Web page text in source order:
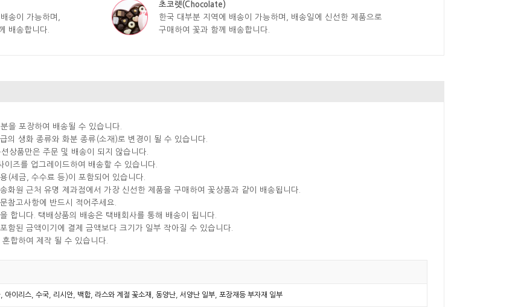
송이 가능하며,
배송합니다.
초코렛(Chocolate)
한국 대부분 지역에 배송이 가능하며, 배송일에 신선한 제품으로
구매하여 꽃과 함께 배송합니다.
을 포장하여 배송될 수 있습니다.
생화 종류와 화분 종류(소재)로 변경이 될 수 있습니다.
상품만은 주문 및 배송이 되지 않습니다.
즈를 업그레이드하여 배송할 수 있습니다.
(세금, 수수료 등)이 포함되어 있습니다.
원 근처 유명 제과점에서 가장 신선한 제품을 구매하여 꽃상품과 같이 배송됩니다.
참고사항에 반드시 적어주세요.
합니다. 택배상품의 배송은 택배회사를 통해 배송이 됩니다.
된 금액이기에 결제 금액보다 크기가 일부 작아질 수 있습니다.
합하여 제작 될 수 있습니다.
이리스, 수국, 리시안, 백합, 라스와 계절 꽃소재, 동양난, 서양난 일부, 포장재등 부자재 일부